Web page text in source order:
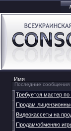
Последние сообщения
Требуется мастер
Продам
Видеокассеты на
Продам/обменяю